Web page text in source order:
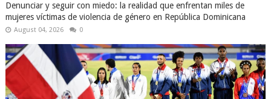
Denunciar y seguir con miedo: la realidad que enfrentan miles de
mujeres víctimas de violencia de género en República Dominicana
August 04, 2026 0